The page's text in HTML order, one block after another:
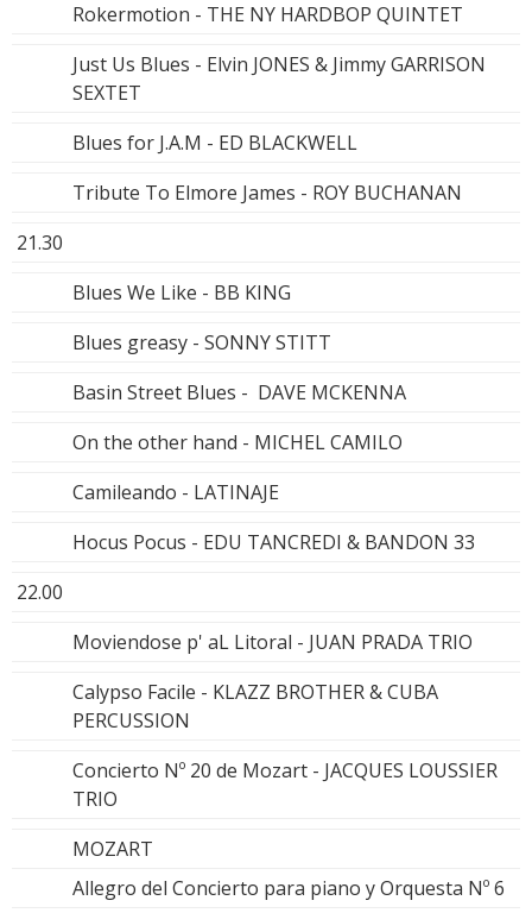
Rokermotion - THE NY HARDBOP QUINTET
Just Us Blues - Elvin JONES & Jimmy GARRISON
SEXTET
Blues for J.A.M - ED BLACKWELL
Tribute To Elmore James - ROY BUCHANAN
21.30
Blues We Like - BB KING
Blues greasy - SONNY STITT
Basin Street Blues - DAVE MCKENNA
On the other hand - MICHEL CAMILO
Camileando - LATINAJE
Hocus Pocus - EDU TANCREDI & BANDON 33
22.00
Moviendose p' aL Litoral - JUAN PRADA TRIO
Calypso Facile - KLAZZ BROTHER & CUBA
PERCUSSION
Concierto Nº 20 de Mozart - JACQUES LOUSSIER
TRIO
MOZART
Allegro del Concierto para piano y Orquesta Nº 6